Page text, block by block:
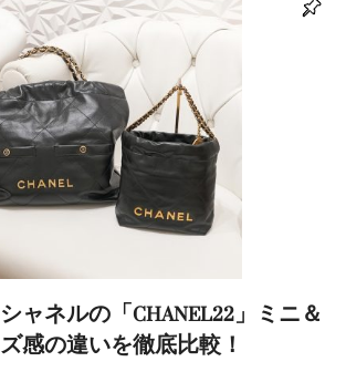
ャネルの「CHANEL22」ミニ＆
感の違いを徹底比較！